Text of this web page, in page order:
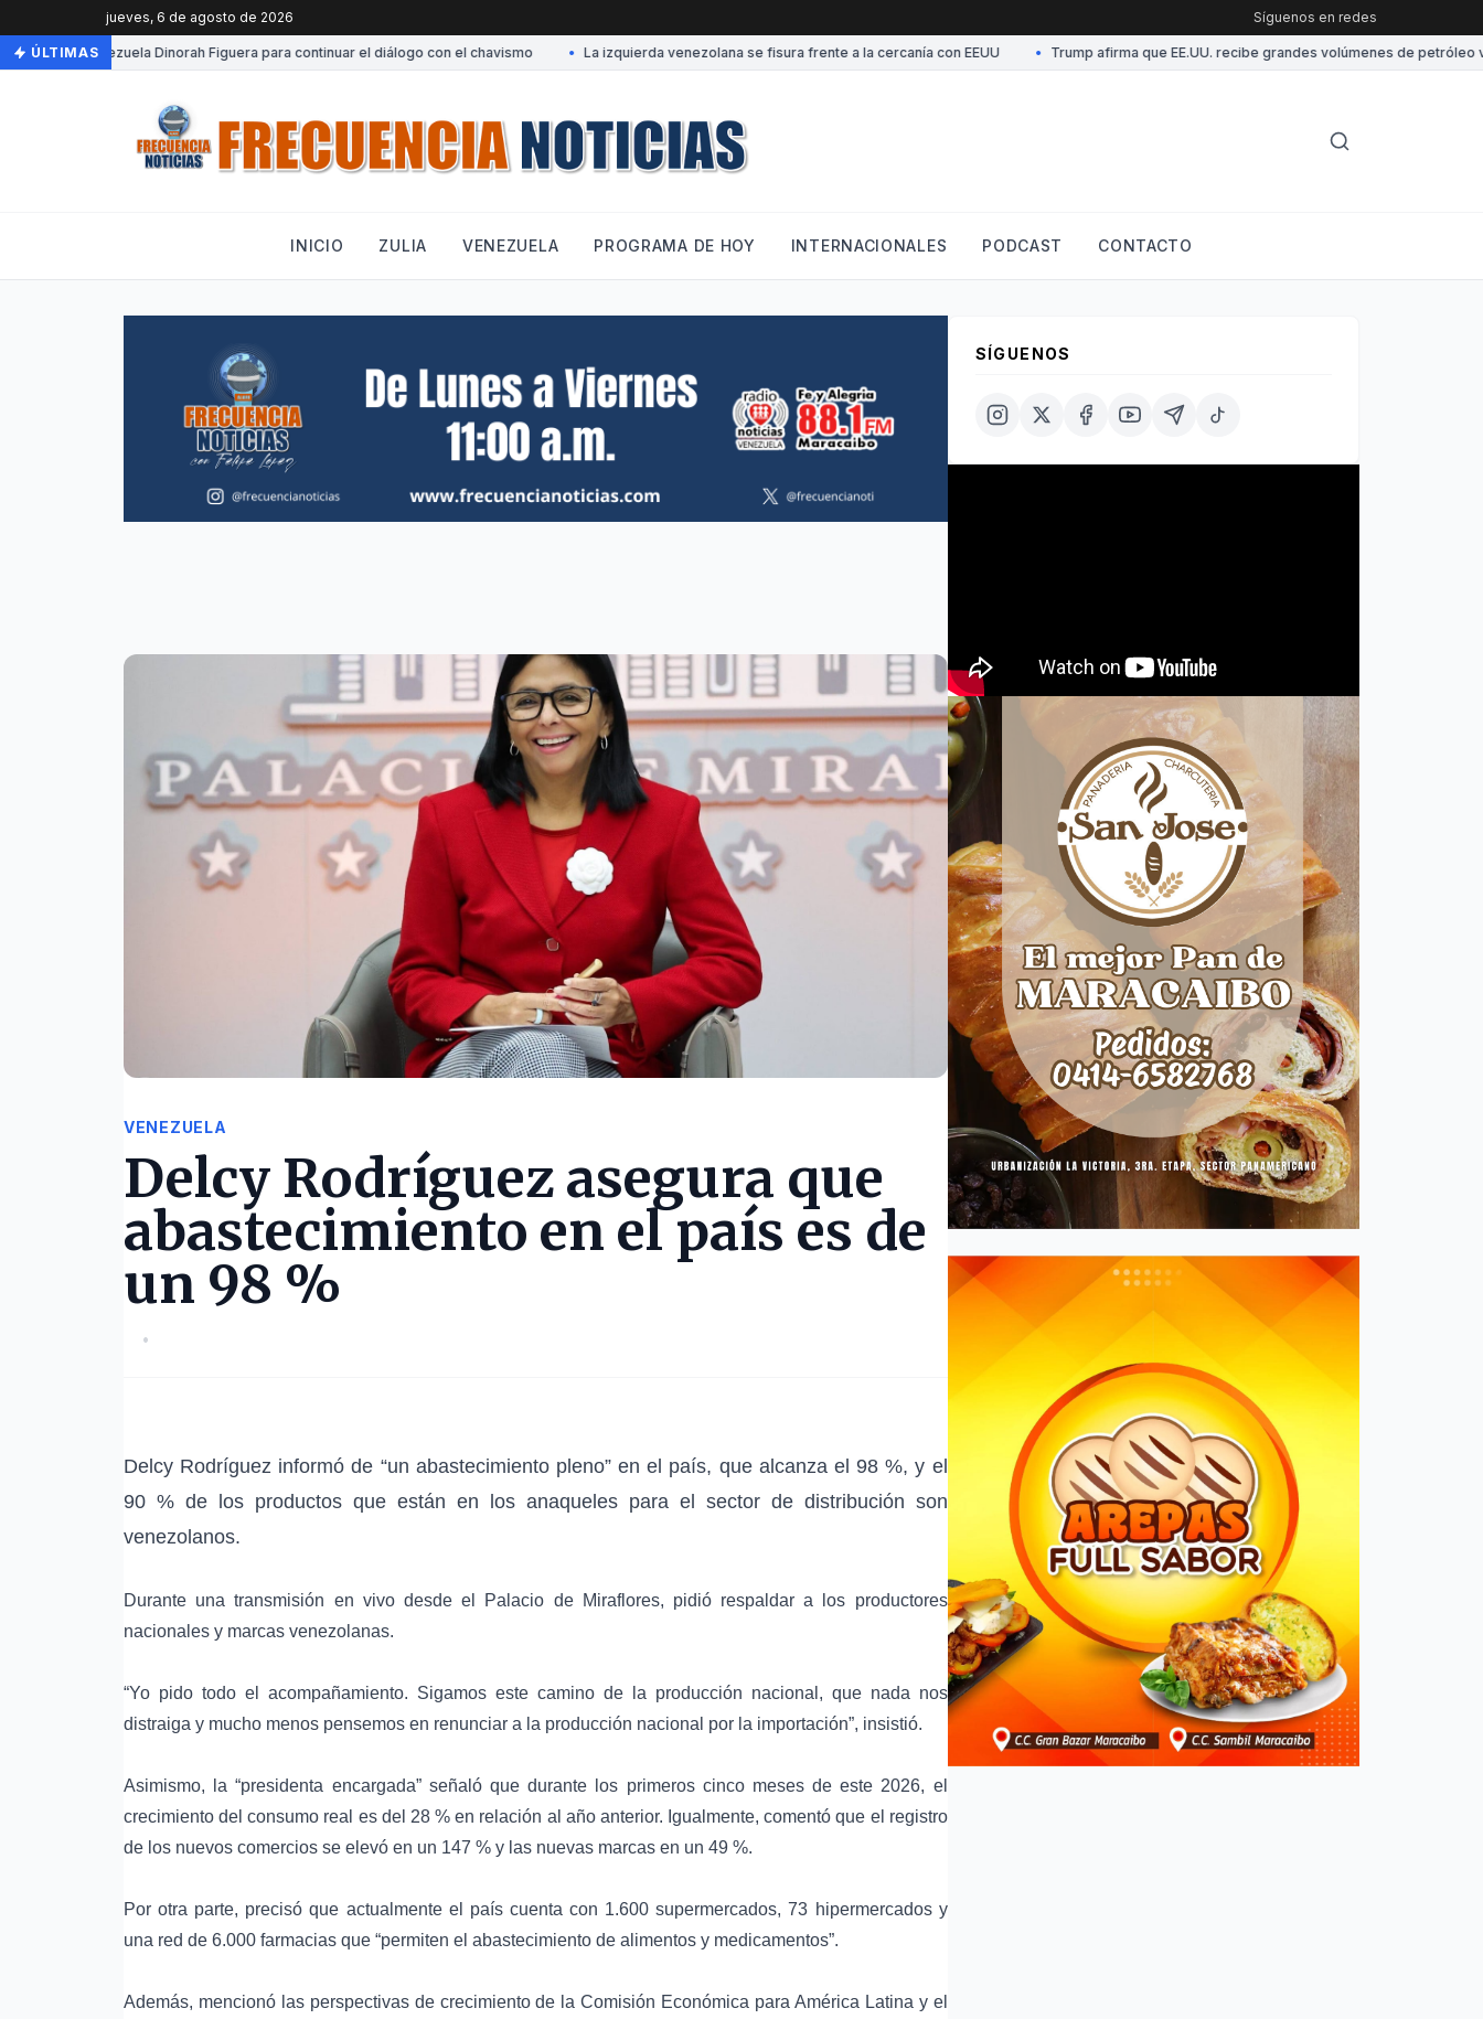
jueves, 6 de agosto de 2026 Síguenos en redes
ÚLTIMAS
Llega a Venezuela Dinorah Figuera para continuar el diálogo con el chavismo La izquierda venezolana se fisura frente a la cercanía con EEUU Trump afirma que EE.UU. recibe grandes volúmenes de petróleo
INICIO ZULIA VENEZUELA PROGRAMA DE HOY INTERNACIONALES PODCAST CONTACTO
VENEZUELA
Delcy Rodríguez asegura que
abastecimiento en el país es de
un 98 %
•
Delcy Rodríguez informó de “un abastecimiento pleno” en el país, que alcanza el 98 %, y el
90 % de los productos que están en los anaqueles para el sector de distribución son
venezolanos.
Durante una transmisión en vivo desde el Palacio de Miraflores, pidió respaldar a los productores
nacionales y marcas venezolanas.
“Yo pido todo el acompañamiento. Sigamos este camino de la producción nacional, que nada nos
distraiga y mucho menos pensemos en renunciar a la producción nacional por la importación”, insistió.
Asimismo, la “presidenta encargada” señaló que durante los primeros cinco meses de este 2026, el
crecimiento del consumo real es del 28 % en relación al año anterior. Igualmente, comentó que el registro
de los nuevos comercios se elevó en un 147 % y las nuevas marcas en un 49 %.
Por otra parte, precisó que actualmente el país cuenta con 1.600 supermercados, 73 hipermercados y
una red de 6.000 farmacias que “permiten el abastecimiento de alimentos y medicamentos”.
Además, mencionó las perspectivas de crecimiento de la Comisión Económica para América Latina y el
SÍGUENOS